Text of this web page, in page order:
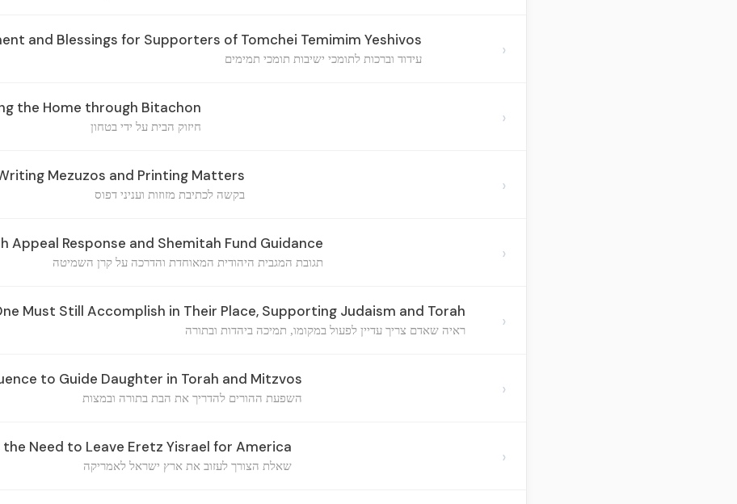
and Blessings for Supporters of Tomchei Temimim Yeshivos
עידוד וברכות לתומכי ישיבות תומכי תמימים ›
the Home through Bitachon
חיזוק הבית על ידי בטחון ›
Mezuzos and Printing Matters
בקשה לכתיבת מזוזות ועניני דפוס ›
Appeal Response and Shemitah Fund Guidance
תגובת המגבית היהודית המאוחדת והדרכה על קרן השמיטה ›
Must Still Accomplish in Their Place, Supporting Judaism and Torah
ראיה שאדם צריך עדיין לפעול במקומו, תמיכה ביהדות ובתורה ›
to Guide Daughter in Torah and Mitzvos
השפעת ההורים להדריך את הבת בתורה ובמצות ›
Need to Leave Eretz Yisrael for America
שאלת הצורך לעזוב את ארץ ישראל לאמריקה ›